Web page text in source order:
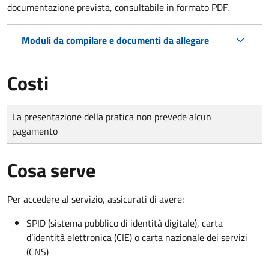
documentazione prevista, consultabile in formato PDF.
Moduli da compilare e documenti da allegare
Costi
Tipo di pagamento
Importo
La presentazione della pratica non prevede alcun
pagamento
Cosa serve
Per accedere al servizio, assicurati di avere:
SPID (sistema pubblico di identità digitale), carta
d’identità elettronica (CIE) o carta nazionale dei servizi
(CNS)